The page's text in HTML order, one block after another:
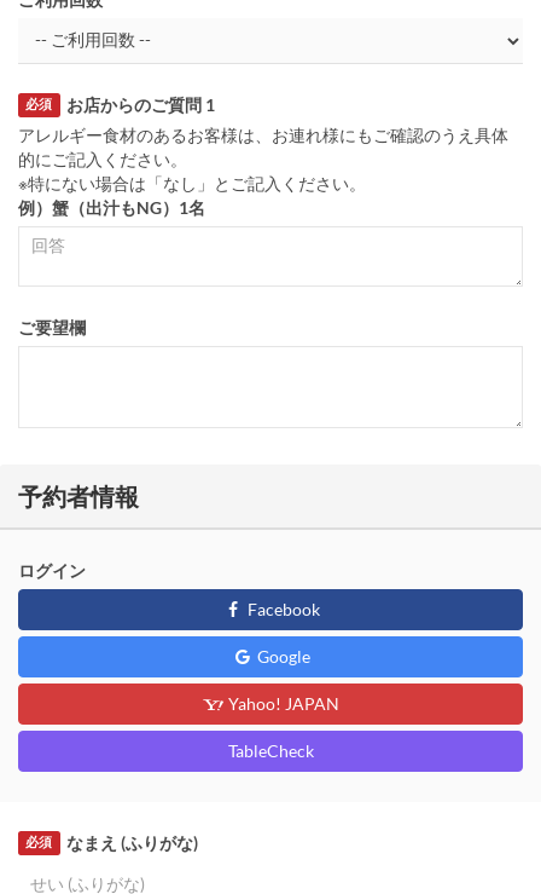
お店からのご質問 1
必須
アレルギー食材のあるお客様は、お連れ様にもご確認のうえ具体
的にご記入ください。
※特にない場合は「なし」とご記入ください。
例）蟹（出汁もNG）1名
ご要望欄
予約者情報
ログイン
Facebook
Google
Yahoo! JAPAN
TableCheck
なまえ (ふりがな)
必須